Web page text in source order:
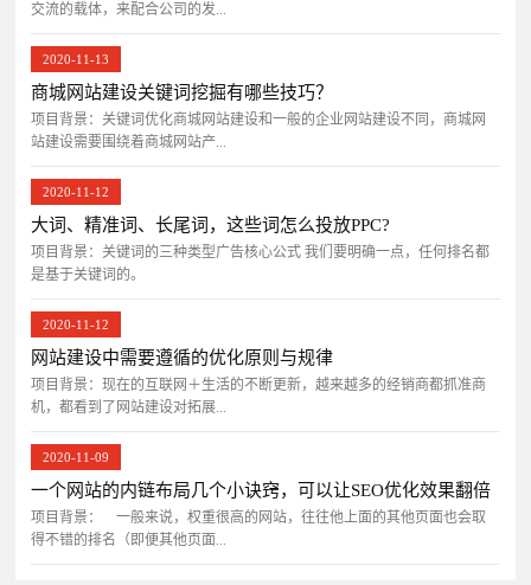
交流的载体，来配合公司的发...
2020-11-13
商城网站建设关键词挖掘有哪些技巧？
项目背景：关键词优化商城网站建设和一般的企业网站建设不同，商城网
站建设需要围绕着商城网站产...
2020-11-12
大词、精准词、长尾词，这些词怎么投放PPC?
项目背景：关键词的三种类型广告核心公式 我们要明确一点，任何排名都
是基于关键词的。
2020-11-12
网站建设中需要遵循的优化原则与规律
项目背景：现在的互联网＋生活的不断更新，越来越多的经销商都抓准商
机，都看到了网站建设对拓展...
2020-11-09
一个网站的内链布局几个小诀窍，可以让SEO优化效果翻倍
项目背景： 一般来说，权重很高的网站，往往他上面的其他页面也会取
得不错的排名（即便其他页面...